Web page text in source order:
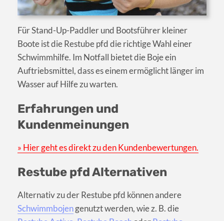
Für Stand-Up-Paddler und Bootsführer kleiner
Boote ist die Restube pfd die richtige Wahl einer
Schwimmhilfe. Im Notfall bietet die Boje ein
Auftriebsmittel, dass es einem ermöglicht länger im
Wasser auf Hilfe zu warten.
Erfahrungen und
Kundenmeinungen
» Hier geht es direkt zu den Kundenbewertungen.
Restube pfd Alternativen
Alternativ zu der Restube pfd können andere
Schwimmbojengenutzt werden, wie z. B. die